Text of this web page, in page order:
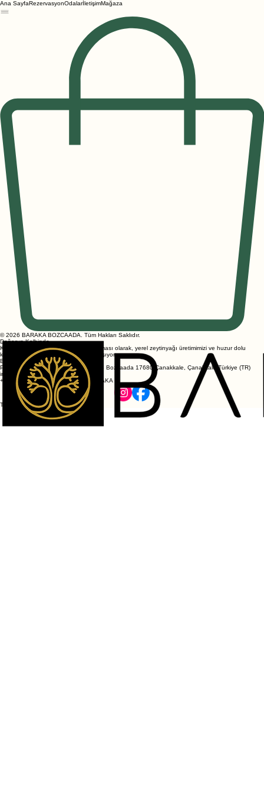
Ana SayfaRezervasyonOdalarİletişimMağaza
© 2026 BARAKA BOZCAADA. Tüm Hakları Saklıdır.
Doğanın Kalbinde
Kültürel mirasımızın modern bir yansıması olarak, yerel zeytinyağı üretimimizi ve huzur dolu
konaklama deneyimimizi sizlerle paylaşıyoruz.
Bize Ulaşın
Papazbahçe Mevkii Küme Evler No:43 Bozcaada 17680 Çanakkale, Çanakkale Türkiye (TR)
info@barakabozcaada.com
+90 540 522 72 52 / +90 540-5-BARAKA
Takip Edin